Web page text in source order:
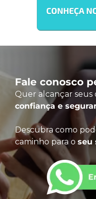
Fale conosco
Quer alcançar seus
confiança e
Descubra como
caminho para o seu